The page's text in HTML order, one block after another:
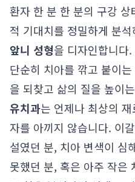
환자 한 분 한 분의 구강
적 기대치를 정밀하게 분
앞니 성형을 디자인합니다.
단순히 치아를 깎고 붙이
을 되찾고 삶의 질을 높이
유치과는 언제나 최상의
자를 아끼지 않습니다. 이
설였던 분, 치아 변색이 심
못했던 분, 혹은 아주 작은